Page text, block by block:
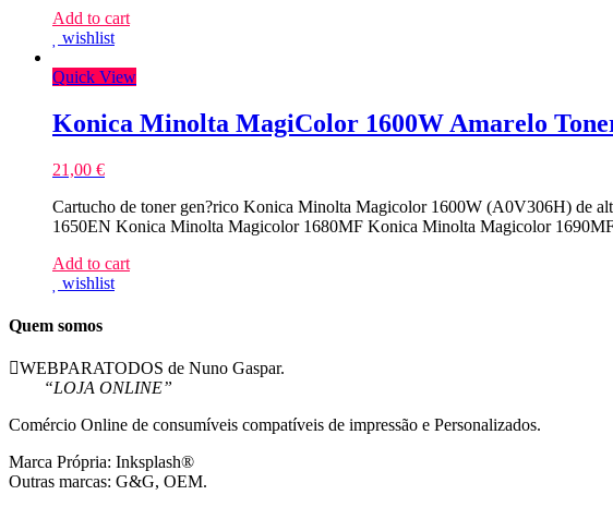
Add to cart
wishlist
Quick View
Konica Minolta MagiColor 1600W Amarelo
21,00 €
Cartucho de toner gen?rico Konica Minolta Magicolor 1600W (A0V306H) de
1650EN Konica Minolta Magicolor 1680MF Konica Minolta Magicolor
Add to cart
wishlist
Quem somos
WEBPARATODOS de Nuno Gaspar.
“LOJA ONLINE”
Comércio Online de consumíveis compatíveis de impressão e Personalizados.
Marca Própria: Inksplash®
Outras marcas: G&G, OEM.